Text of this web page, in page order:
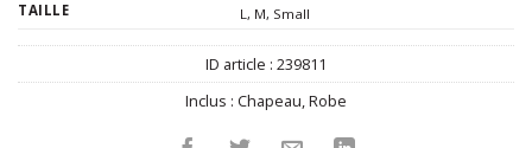
TAILLE
L, M, Small
ID article : 239811
Inclus : Chapeau,Robe